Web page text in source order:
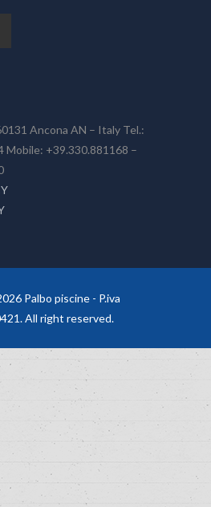
Ancona AN – Italy Tel.:
Mobile: +39.330.881168 –
Palbo piscine - P.iva
All right reserved.